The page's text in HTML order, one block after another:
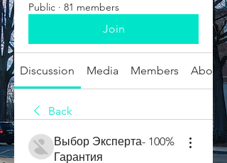
Public · 81 members
Join
Discussion Media Members About
Back
Выбор Эксперта- 100%
Гарантия